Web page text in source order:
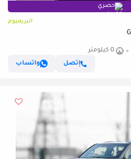
حصري
البريميوم
0 كيلومتر
إتصل
واتساب